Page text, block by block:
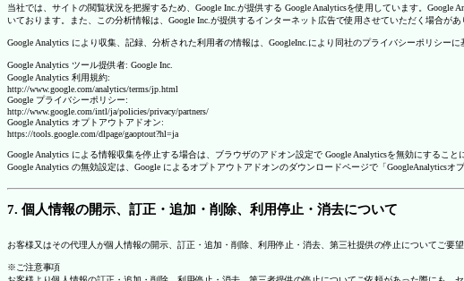
当社では、サイトの閲覧状況を把握するため、Google Inc.が提供する Google Analyticsを使用しています。
いております。また、この分析情報は、Google Inc.が提供するインターネット広告で使用させていただく場合があ
Google Analytics により収集、記録、分析された利用者の情報は、GoogleInc.により同社のプライバシーポリシーに
Google Analytics ツール提供者: Google Inc.
Google Analytics 利用規約:
http://www.google.com/analytics/terms/jp.html
Google プライバシーポリシー:
http://www.google.com/intl/ja/policies/privacy/partners/
Google Analytics オプトアウトアドオン:
https://tools.google.com/dlpage/gaoptout?hl=ja
Google Analytics による情報収集を停止する場合は、ブラウザのアドオン設定で Google Analyticsを無効にするこ
Google Analytics の無効設定は、Google によるオプトアウトアドオンのダウンロードページで「GoogleAnalytics
7. 個人情報の開示、訂正・追加・削除、利用停止・消去について
お客様又はその代理人が個人情報の開示、訂正・追加・削除、利用停止・消去、第三社提供の停止についてご要
※ご注意事項